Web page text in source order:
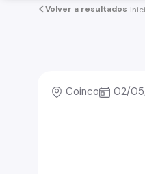
Volver a resultados
Coinco 02/